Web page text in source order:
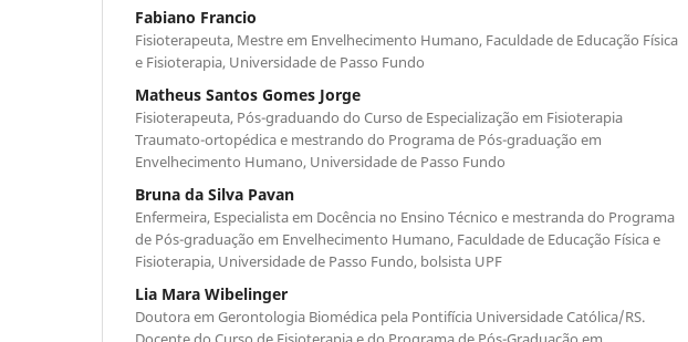
Fabiano Francio
Fisioterapeuta, Mestre em Envelhecimento Humano, Faculdade de Educação Física
e Fisioterapia, Universidade de Passo Fundo
Matheus Santos Gomes Jorge
Fisioterapeuta, Pós-graduando do Curso de Especialização em Fisioterapia
Traumato-ortopédica e mestrando do Programa de Pós-graduação em
Envelhecimento Humano, Universidade de Passo Fundo
Bruna da Silva Pavan
Enfermeira, Especialista em Docência no Ensino Técnico e mestranda do Programa
de Pós-graduação em Envelhecimento Humano, Faculdade de Educação Física e
Fisioterapia, Universidade de Passo Fundo, bolsista UPF
Lia Mara Wibelinger
Doutora em Gerontologia Biomédica pela Pontifícia Universidade Católica/RS.